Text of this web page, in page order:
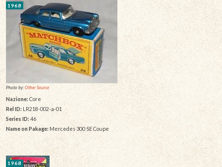
1968
Photo by:Other Source
Nazione: Core
Rel ID:LR218-002-a-01
Series ID: 46
Name on Pakage:Mercedes 300 SE Coupe
1968